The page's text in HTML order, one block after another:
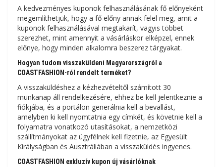
A kedvezményes kuponok felhasználásának fő előnyeként
megemlíthetjük, hogy a fő előny annak felel meg, amit a
kuponok felhasználásával megtakarít, vagyis többet
szerezhet, mint amennyit a vásárláskor elképzel, ennek
előnye, hogy minden alkalomra beszerez tárgyakat.
Hogyan tudom visszaküldeni Magyarországról a
COASTFASHION-ról rendelt terméket?
A visszaküldéshez a kézhezvételtől számított 30
munkanap áll rendelkezésére, ehhez be kell jelentkeznie a
fiókjába, és a portálon generálnia kell a bevallást,
amelyben ki kell nyomtatnia egy címkét, és követnie kell a
folyamatra vonatkozó utasításokat, a nemzetközi
szállítmányokat az ügyfélnek kell fizetnie, az Egyesült
Királyságban és Ausztráliában a visszaküldés ingyenes.
COASTFASHION exkluzív kupon új vásárlóknak